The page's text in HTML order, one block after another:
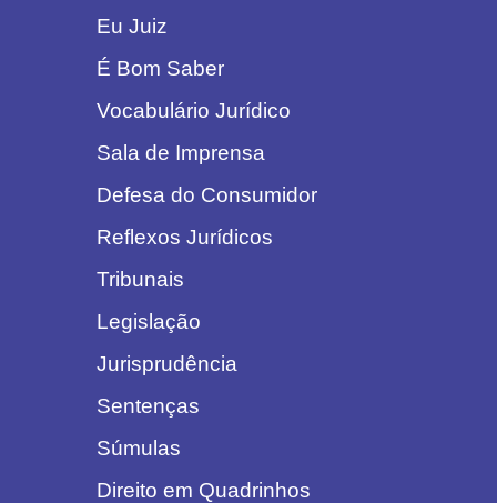
Eu Juiz
É Bom Saber
Vocabulário Jurídico
Sala de Imprensa
Defesa do Consumidor
Reflexos Jurídicos
Tribunais
Legislação
Jurisprudência
Sentenças
Súmulas
Direito em Quadrinhos